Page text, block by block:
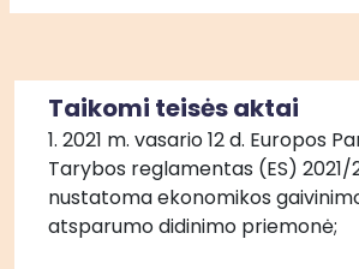
Taikomi teisės aktai
1. 2021 m. vasario 12 d. Europos
Tarybos reglamentas (ES) 2021/
nustatoma ekonomikos
atsparumo didinimo priemonė;